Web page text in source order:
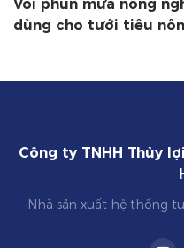
Vòi phun mưa nông
dùng cho tưới tiêu
Công ty TNHH Thủy
Nhà sản xuất hệ thống